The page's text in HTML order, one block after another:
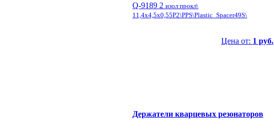
Q-9189 2 изол прокл\
11,4x4,5x0,55P2\PPS\Plastic_Spacer49S\
Цена от: 1 руб.
Держатели кварцевых резонаторов